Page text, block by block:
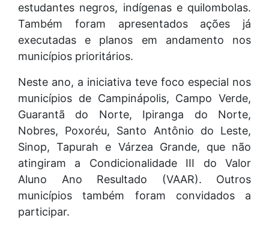
estudantes negros, indígenas e quilombolas.
Também foram apresentados ações já
executadas e planos em andamento nos
municípios prioritários.
Neste ano, a iniciativa teve foco especial nos
municípios de Campinápolis, Campo Verde,
Guarantã do Norte, Ipiranga do Norte,
Nobres, Poxoréu, Santo Antônio do Leste,
Sinop, Tapurah e Várzea Grande, que não
atingiram a Condicionalidade III do Valor
Aluno Ano Resultado (VAAR). Outros
municípios também foram convidados a
participar.